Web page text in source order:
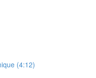
(4:12)